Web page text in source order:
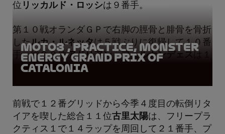
位 リッカルド・ロッシは９番手。
第１０戦オランダＧＰで右脚の脛骨と腓骨を骨折
したルカ・ルネッタは５戦ぶりに復帰して１０番
手。総合９位アドリアン・フェルナンデェス は１
２番手。
Moto3™, Practice, Monster
Energy Grand Prix of
Catalonia
前戦で１２番グリッドから今季４度目の転倒リタ
イアを喫した総合１１位古里太陽は、フリープラ
クティス１で１４ラップを周回して２１番手、プ